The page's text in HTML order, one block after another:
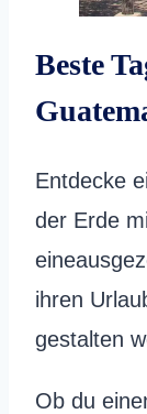
Beste
Entdecke
der Erde
ihren
gestalten
Ob du